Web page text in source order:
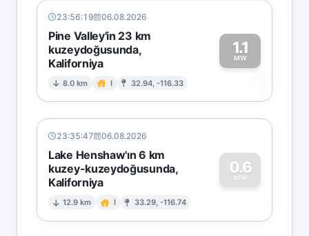
23:56:19 06.08.2026
Pine Valley'in 23 km
kuzeydoğusunda,
Kaliforniya
8.0 km I 32.94, -116.33
1.1
MW
1
23:35:47 06.08.2026
Lake Henshaw'ın 6 km
kuzey-kuzeydoğusunda,
Kaliforniya
12.9 km I 33.29, -116.74
0.6
MW
0